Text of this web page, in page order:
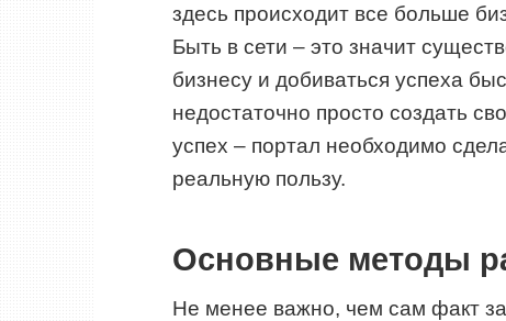
здесь происходит все больше
Быть в сети – это значит
бизнесу и добиваться успеха
недостаточно просто создать
успех – портал необходимо
реальную пользу.
Основные методы
Не менее важно, чем сам факт